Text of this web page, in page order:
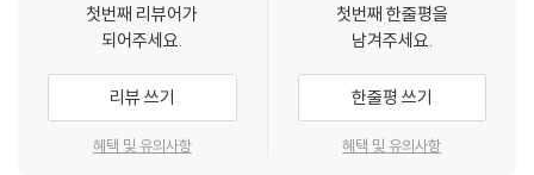
이야기의 화자로 등장하지요. 어린 친구들이 이야기를 읽는 즐거움에 푹
빠져들 수 있어요.
다채로운 그림으로 만나는 역사그림책
첫번째 리뷰어가
되어주세요.
리뷰 쓰기
혜택 및 유의사항
첫번째 한줄평을
남겨주세요.
한줄평 쓰기
혜택 및 유의사항